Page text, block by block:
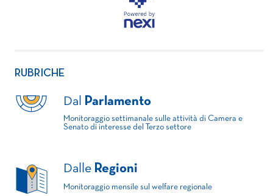
RUBRICHE
Dal Parlamento
Monitoraggio settimanale sulle attività di Camera e
Senato di interesse del Terzo settore
Dalle Regioni
Monitoraggio mensile sul welfare regionale